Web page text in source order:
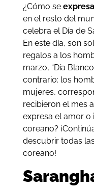
¿Cómo se
en el resto del
celebra el Día de
En este día, son
regalos a los
marzo, “Día
contrario: los
mujeres,
recibieron el mes
expresa el amor o
coreano?
descubrir todas
coreano!